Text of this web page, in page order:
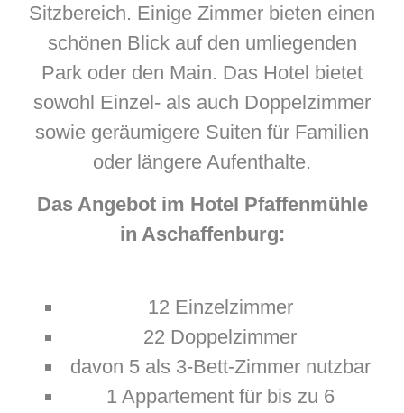
Sitzbereich. Einige Zimmer bieten einen
schönen Blick auf den umliegenden
Park oder den Main. Das Hotel bietet
sowohl Einzel- als auch Doppelzimmer
sowie geräumigere Suiten für Familien
oder längere Aufenthalte.
Das Angebot im Hotel Pfaffenmühle
in Aschaffenburg:
12 Einzelzimmer
22 Doppelzimmer
davon 5 als 3-Bett-Zimmer nutzbar
1 Appartement für bis zu 6